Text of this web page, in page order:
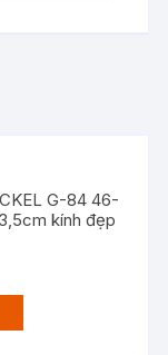
G-84 46-
kính đẹp